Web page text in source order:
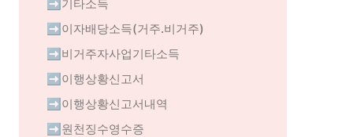
➡️기타소득
➡️이자배당소득(거주.비거주)
➡️비거주자사업기타소득
➡️이행상황신고서
➡️이행상황신고서내역
➡️원천징수영수증